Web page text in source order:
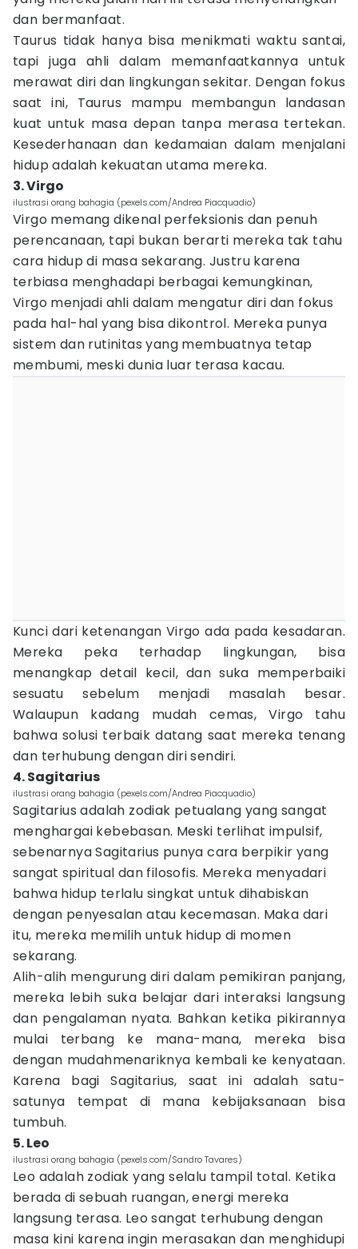
dan bermanfaat.
Taurus tidak hanya bisa menikmati waktu santai,
tapi juga ahli dalam memanfaatkannya untuk
merawat diri dan lingkungan sekitar. Dengan fokus
saat ini, Taurus mampu membangun landasan
kuat untuk masa depan tanpa merasa tertekan.
Kesederhanaan dan kedamaian dalam menjalani
hidup adalah kekuatan utama mereka.
3. Virgo
ilustrasi orang bahagia (pexels.com/Andrea Piacquadio)
Virgo memang dikenal perfeksionis dan penuh
perencanaan, tapi bukan berarti mereka tak tahu
cara hidup di masa sekarang. Justru karena
terbiasa menghadapi berbagai kemungkinan,
Virgo menjadi ahli dalam mengatur diri dan fokus
pada hal-hal yang bisa dikontrol. Mereka punya
sistem dan rutinitas yang membuatnya tetap
membumi, meski dunia luar terasa kacau.
Kunci dari ketenangan Virgo ada pada kesadaran.
Mereka peka terhadap lingkungan, bisa
menangkap detail kecil, dan suka memperbaiki
sesuatu sebelum menjadi masalah besar.
Walaupun kadang mudah cemas, Virgo tahu
bahwa solusi terbaik datang saat mereka tenang
dan terhubung dengan diri sendiri.
4. Sagitarius
ilustrasi orang bahagia (pexels.com/Andrea Piacquadio)
Sagitarius adalah zodiak petualang yang sangat
menghargai kebebasan. Meski terlihat impulsif,
sebenarnya Sagitarius punya cara berpikir yang
sangat spiritual dan filosofis. Mereka menyadari
bahwa hidup terlalu singkat untuk dihabiskan
dengan penyesalan atau kecemasan. Maka dari
itu, mereka memilih untuk hidup di momen
sekarang.
Alih-alih mengurung diri dalam pemikiran panjang,
mereka lebih suka belajar dari interaksi langsung
dan pengalaman nyata. Bahkan ketika pikirannya
mulai terbang ke mana-mana, mereka bisa
dengan mudahmenariknya kembali ke kenyataan.
Karena bagi Sagitarius, saat ini adalah satu-
satunya tempat di mana kebijaksanaan bisa
tumbuh.
5. Leo
ilustrasi orang bahagia (pexels.com/Sandro Tavares)
Leo adalah zodiak yang selalu tampil total. Ketika
berada di sebuah ruangan, energi mereka
langsung terasa. Leo sangat terhubung dengan
masa kini karena ingin merasakan dan menghidupi